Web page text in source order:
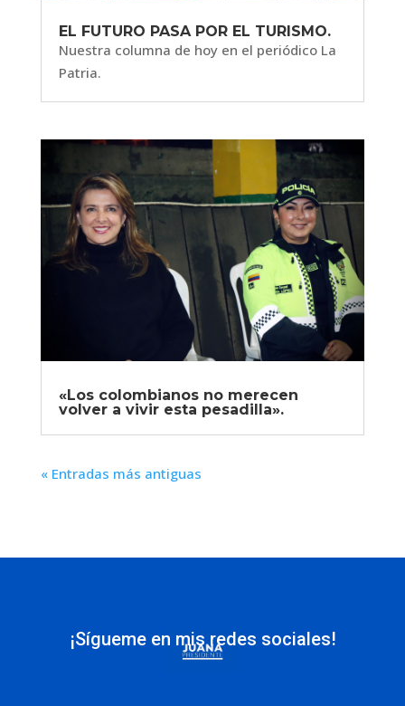
EL FUTURO PASA POR EL TURISMO.
Nuestra columna de hoy en el periódico La
Patria.
«Los colombianos no merecen
volver a vivir esta pesadilla».
« Entradas más antiguas
¡Sígueme en mis redes sociales!